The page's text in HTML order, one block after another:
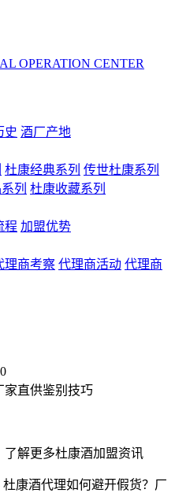
OPERATION CENTER
史 酒厂产地
杜康经典系列 传世杜康系列
列 杜康收藏系列
程 加盟优势
理商考察 代理商活动 代理商
解更多杜康酒加盟资讯
杜康酒代理如何避开假货？厂